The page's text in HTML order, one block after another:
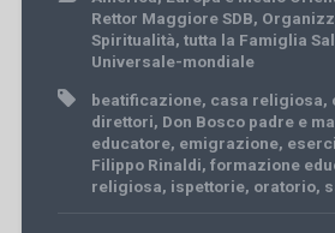
Rettor Maggiore SDB,
Spiritualità, tutta la Famiglia
Universale-mondiale
beatificazione, casa religiosa,
direttori, Don Bosco padre e
educatore, emigrazione,
Filippo Rinaldi, formazione
religiosa, ispettorie, oratorio,